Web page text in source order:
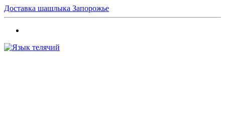
Доставка шашлыка Запорожье